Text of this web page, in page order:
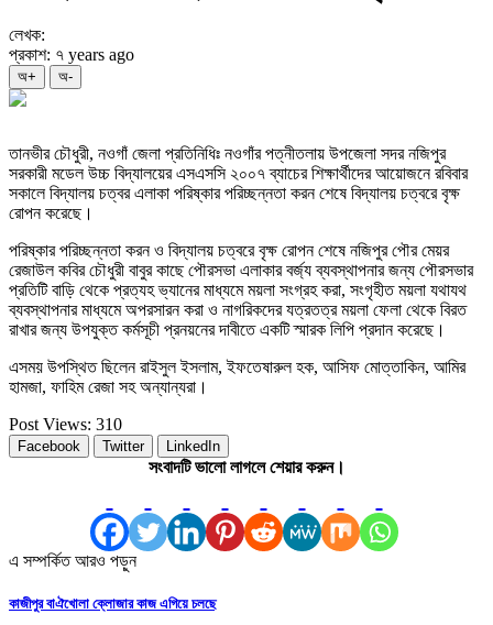
লেখক:
প্রকাশ: ৭ years ago
অ+ অ-
তানভীর চৌধুরী, নওগাঁ জেলা প্রতিনিধিঃ নওগাঁর পত্নীতলায় উপজেলা সদর নজিপুর
সরকারী মডেল উচ্চ বিদ্যালয়ের এসএসসি ২০০৭ ব্যাচের শিক্ষার্থীদের আয়োজনে রবিবার
সকালে বিদ্যালয় চত্বর এলাকা পরিষ্কার পরিচ্ছন্নতা করন শেষে বিদ্যালয় চত্বরে বৃক্ষ
রোপন করেছে।
পরিষ্কার পরিচ্ছন্নতা করন ও বিদ্যালয় চত্বরে বৃক্ষ রোপন শেষে নজিপুর পৌর মেয়র
রেজাউল কবির চৌধুরী বাবুর কাছে পৌরসভা এলাকার বর্জ্য ব্যবস্থাপনার জন্য পৌরসভার
প্রতিটি বাড়ি থেকে প্রত্যহ ভ্যানের মাধ্যমে ময়লা সংগ্রহ করা, সংগৃহীত ময়লা যথাযথ
ব্যবস্থাপনার মাধ্যমে অপরসারন করা ও নাগরিকদের যত্রতত্র ময়লা ফেলা থেকে বিরত
রাখার জন্য উপযুক্ত কর্মসূচী প্রনয়নের দাবীতে একটি স্মারক লিপি প্রদান করেছে।
এসময় উপস্থিত ছিলেন রাইসুল ইসলাম, ইফতেষারুল হক, আসিফ মোত্তাকিন, আমির
হামজা, ফাহিম রেজা সহ অন্যান্যরা।
Post Views: 310
Facebook Twitter LinkedIn
সংবাদটি ভালো লাগলে শেয়ার করুন।
এ সম্পর্কিত আরও পড়ুন
কাজীপুর বাঐখোলা ক্লোজার কাজ এগিয়ে চলছে